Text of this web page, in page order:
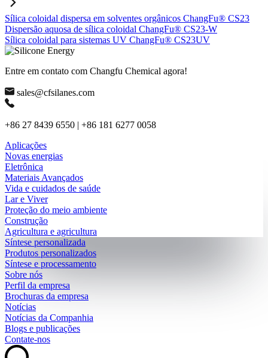
Sílica coloidal dispersa em solventes orgânicos ChangFu® CS23
Dispersão aquosa de sílica coloidal ChangFu® CS23-W
Sílica coloidal para sistemas UV ChangFu® CS23UV
Entre em contato com Changfu Chemical agora!
sales@cfsilanes.com
+86 27 8439 6550 | +86 181 6277 0058
Aplicações
Novas energias
Eletrônica
Materiais Avançados
Vida e cuidados de saúde
Lar e Viver
Proteção do meio ambiente
Construção
Agricultura e agricultura
Síntese personalizada
Produtos personalizados
Síntese e processamento
Sobre nós
Perfil da empresa
Brochuras da empresa
Notícias
Notícias da Companhia
Blogs e publicações
Contate-nos